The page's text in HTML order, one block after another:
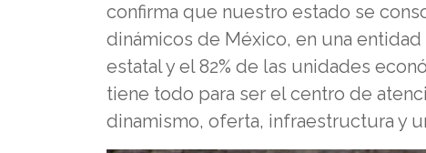
confirma que nuestro estado se
dinámicos de México, en una
estatal y el 82% de las unidades
tiene todo para ser el centro de
dinamismo, oferta, infraestructura y